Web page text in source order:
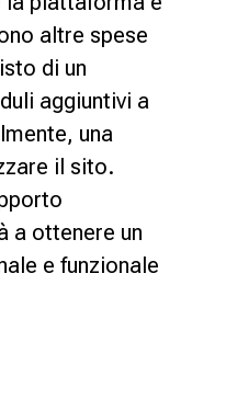
altre spese
di un
aggiuntivi a
una
il sito.
a ottenere un
e funzionale